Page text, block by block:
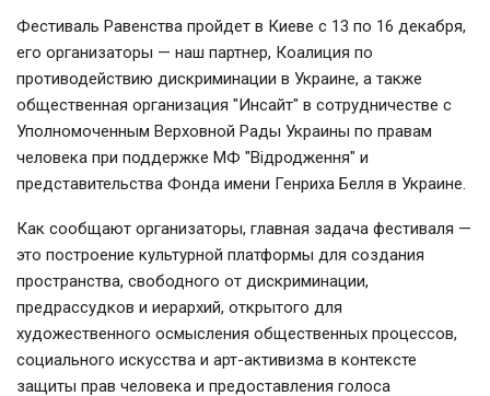
Фестиваль Равенства пройдет в Киеве с 13 по 16 декабря,
его организаторы — наш партнер, Коалиция по
противодействию дискриминации в Украине, а также
общественная организация "Инсайт" в сотрудничестве с
Уполномоченным Верховной Рады Украины по правам
человека при поддержке МФ "Відродження" и
представительства Фонда имени Генриха Белля в Украине.
Как сообщают организаторы, главная задача фестиваля —
это построение культурной платформы для создания
пространства, свободного от дискриминации,
предрассудков и иерархий, открытого для
художественного осмысления общественных процессов,
социального искусства и арт-активизма в контексте
защиты прав человека и предоставления голоса